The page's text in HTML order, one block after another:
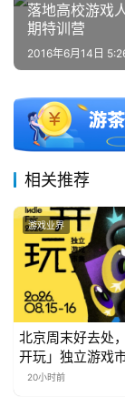
落地高校游戏
期特训营
2016年6月14日
相关推荐
游戏业界
北京周末好去处
开玩」独立游戏
票！
20小时前